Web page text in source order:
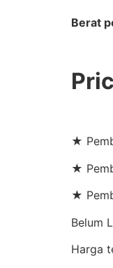
Berat
★
★
★
Belum
Harga